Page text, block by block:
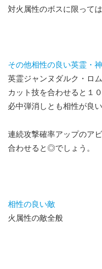
対火属性のボスに限って
その他相性の良い英霊・
英霊ジャンヌダルク・ロ
カット技を合わせると１
必中弾消しとも相性が良い
連続攻撃確率アップのア
合わせると◎でしょう。
相性の良い敵
火属性の敵全般